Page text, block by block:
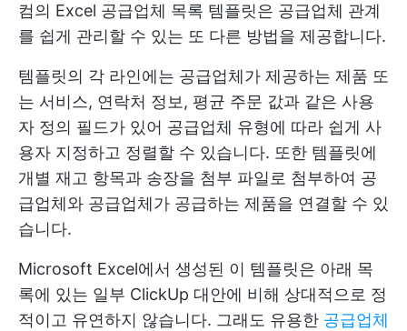
컴의 Excel 공급업체 목록 템플릿은 공급업체 관계
를 쉽게 관리할 수 있는 또 다른 방법을 제공합니다.
템플릿의 각 라인에는 공급업체가 제공하는 제품 또
는 서비스, 연락처 정보, 평균 주문 값과 같은 사용
자 정의 필드가 있어 공급업체 유형에 따라 쉽게 사
용자 지정하고 정렬할 수 있습니다. 또한 템플릿에
개별 재고 항목과 송장을 첨부 파일로 첨부하여 공
급업체와 공급업체가 공급하는 제품을 연결할 수 있
습니다.
Microsoft Excel에서 생성된 이 템플릿은 아래 목
록에 있는 일부 ClickUp 대안에 비해 상대적으로 정
적이고 유연하지 않습니다. 그래도 유용한 공급업체